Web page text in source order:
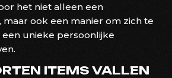
het niet alleen een
ook een manier om zich te
unieke persoonlijke
ITEMS VALLEN